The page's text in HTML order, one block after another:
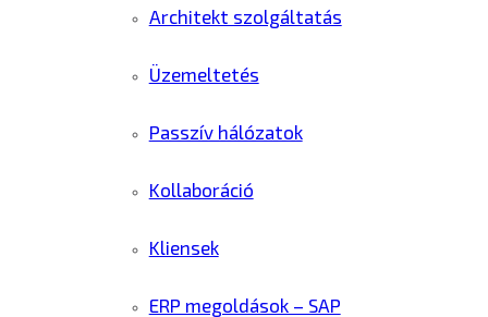
Architekt szolgáltatás
Üzemeltetés
Passzív hálózatok
Kollaboráció
Kliensek
ERP megoldások – SAP